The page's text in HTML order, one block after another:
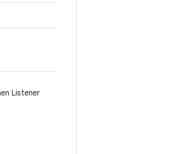
Listener